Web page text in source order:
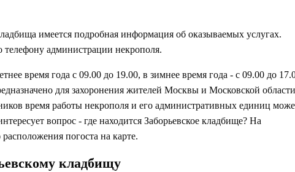
имеется подробная информация об оказываемых услугах.
администрации некрополя.
время года с 09.00 до 19.00, в зимнее время года - с 09.00 до
для захоронения жителей Москвы и Московской
время работы некрополя и его административных единиц
вопрос - где находится Заборьевское кладбище? На
погоста на карте.
кладбищу